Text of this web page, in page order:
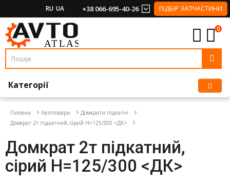
RU UA +38 066-695-40-26 ПІДБІР ЗАПЧАСТИНИ
0
Категорії
Головна Автотовари
Домкрати підкатні
Домкрат 2т підкатний, сірий H=125/300 <ДК>
Домкрат 2т підкатний,
сірий H=125/300 <ДК>